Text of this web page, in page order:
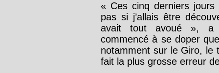
« Ces cinq derniers
pas si j’allais être
avait tout avoué », a
commencé à se doper
notamment sur le Giro, le
fait la plus grosse erreur